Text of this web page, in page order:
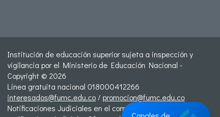
Institución de educación superior sujeta a inspección y
vigilancia por el Ministerio de Educación Nacional -
Copyright © 2026
Línea gratuita nacional 018000412266
interesados@fumc.edu.co /promocion@fumc.edu.co
Notificaciones Judiciales en el correo: